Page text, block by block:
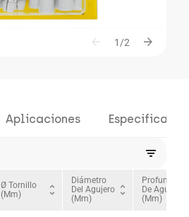
arrow_back 1/2 arrow_forward
Aplicaciones
filter_list
Ø Tornillo
(mm)
unfold_more
Diámetro
Del Agujero
(mm)
unfold_more
Profundidad
De Agujero
(mm)